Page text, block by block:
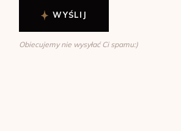
WYŚLIJ
Obiecujemy nie wysyłać Ci spamu:)